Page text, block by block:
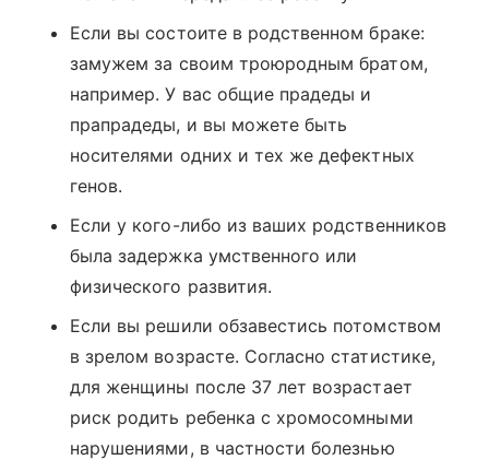
Если вы состоите в родственном браке:
замужем за своим троюродным братом,
например. У вас общие прадеды и
прапрадеды, и вы можете быть
носителями одних и тех же дефектных
генов.
Если у кого-либо из ваших родственников
была задержка умственного или
физического развития.
Если вы решили обзавестись потомством
в зрелом возрасте. Согласно статистике,
для женщины после 37 лет возрастает
риск родить ребенка с хромосомными
нарушениями, в частности болезнью